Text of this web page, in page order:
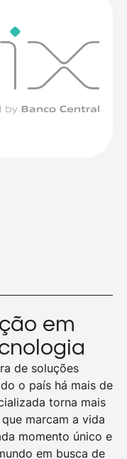
em
de soluções
o país há mais de
torna mais
marcam a vida
momento único e
em busca de